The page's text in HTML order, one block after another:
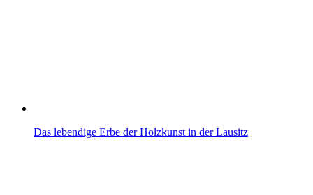
Das lebendige Erbe der Holzkunst in der Lausitz